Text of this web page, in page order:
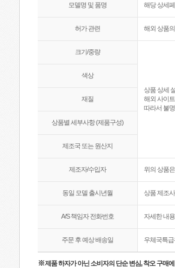
모델명 및 품명 해당 상세
허가 관련 해외 상품
크기/중량
상품 상세
해외 사이
따라서 불
색상
재질
상품별 세부사항 (제품구성)
제조국 또는 원산지
제조자/수입자 위의 상품
동일 모델 출시년월 상품 제조
A/S 책임자 전화번호 자세한 내
주문 후 예상 배송일 우체국특급
※제품 하자가 아닌 소비자의 단순 변심, 착오 구매